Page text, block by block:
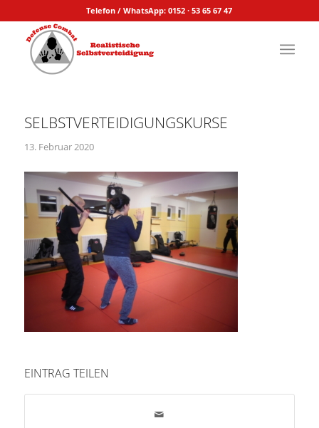
Telefon / WhatsApp: 0152 · 53 65 67 47
SELBSTVERTEIDIGUNGSKURSE
13. Februar 2020
EINTRAG TEILEN